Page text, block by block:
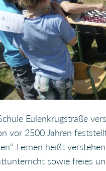
Eulenkrugstraße
vor 2500 Jahren
Lernen heißt
sowie freies